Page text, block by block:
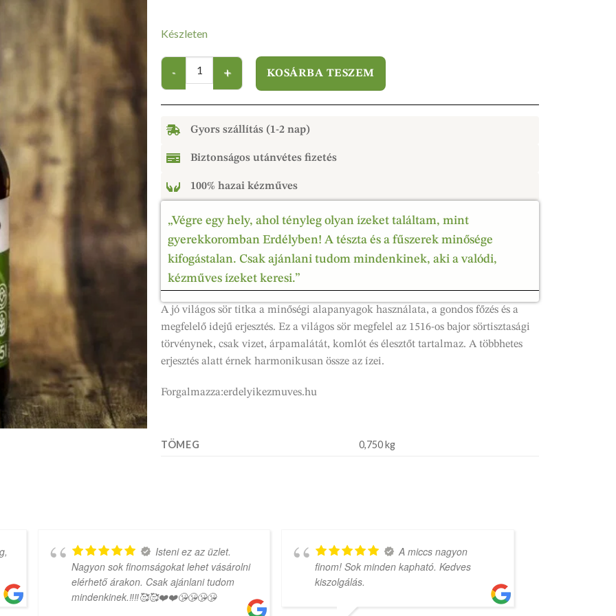
Készleten
KOSÁRBA TESZEM
Gyors szállítás (1-2 nap)
Biztonságos utánvétes fizetés
100% hazai kézműves
„Végre egy hely, ahol tényleg olyan ízeket találtam, mint
gyerekkoromban Erdélyben! A tészta és a fűszerek minősége
kifogástalan. Csak ajánlani tudom mindenkinek, aki a valódi,
kézműves ízeket keresi.”
A jó világos sör titka a minőségi alapanyagok használata, a gondos főzés és a
megfelelő idejű erjesztés. Ez a világos sör megfelel az 1516-os bajor sörtisztasági
törvénynek, csak vizet, árpamalátát, komlót és élesztőt tartalmaz. A többhetes
erjesztés alatt érnek harmonikusan össze az ízei.
Forgalmazza:erdelyikezmuves.hu
TÖMEG 0,750 kg
Isteni ez az üzlet.
Nagyon sok finomságokat lehet vásárolni
elérhető árakon. Csak ajánlani tudom
mindenkinek.‼️‼️🥰🥰❤️❤️😘😘😘😘
A miccs nagyon
finom! Sok minden kapható. Kedves
kiszolgálás.